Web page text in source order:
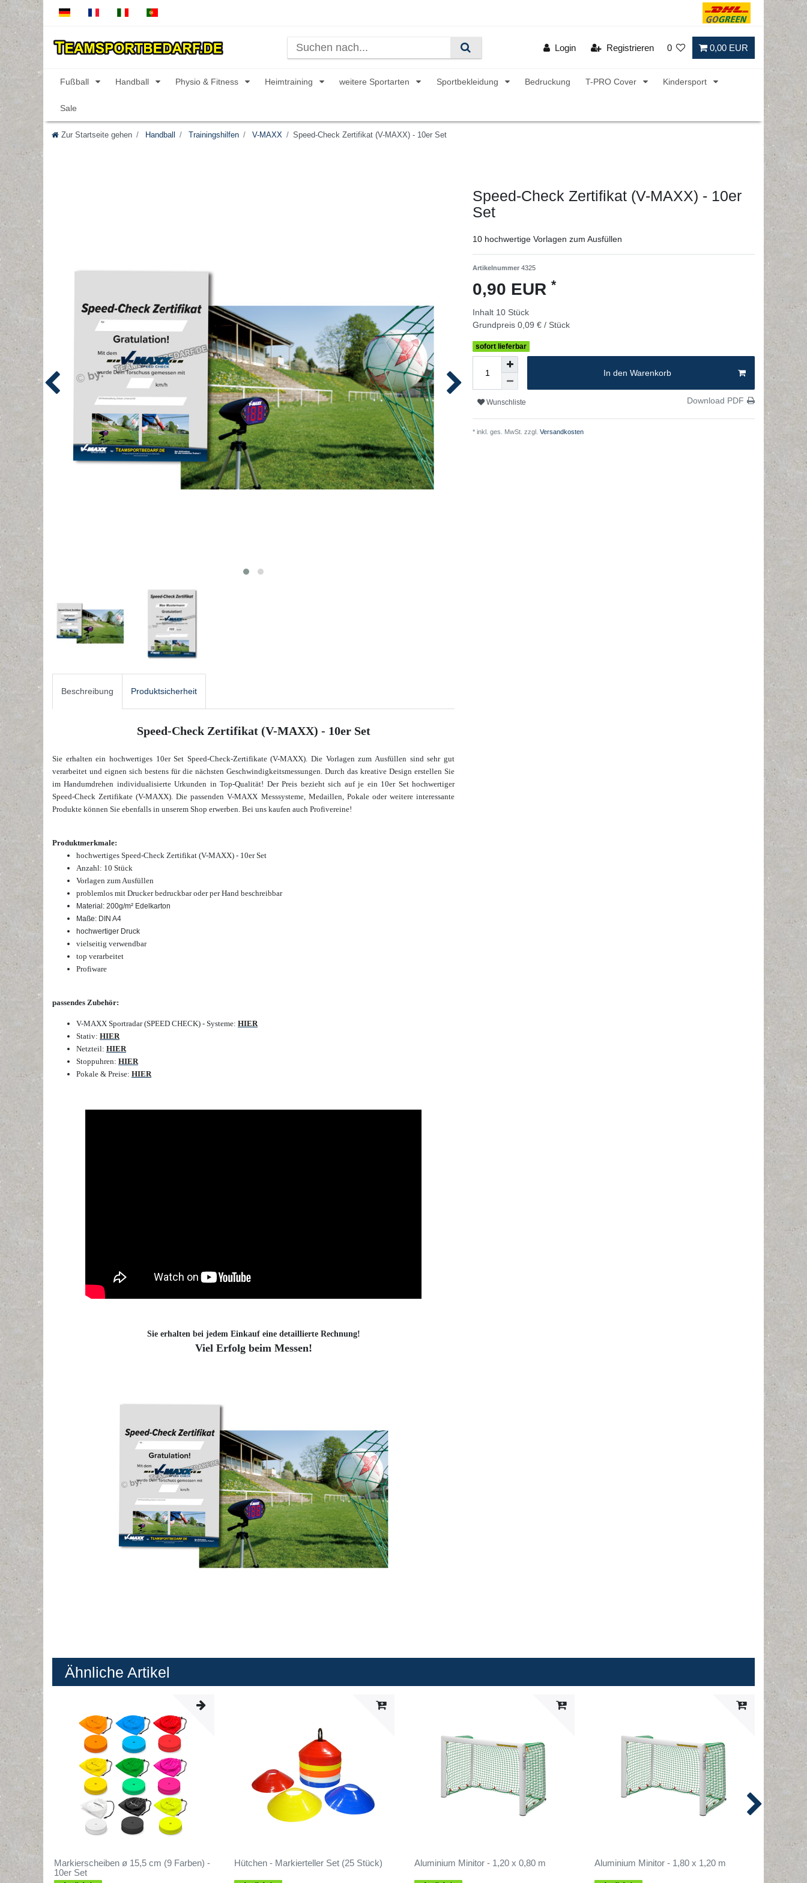
Login Registrieren 0 0,00 EUR
Fußball Handball Physio & Fitness Heimtraining weitere Sportarten Sportbekleidung Bedruckung T-PRO Cover Kindersport
Sale
Zur Startseite gehen Handball Trainingshilfen V-MAXX Speed-Check Zertifikat (V-MAXX) - 10er Set
Beschreibung Produktsicherheit
Speed-Check Zertifikat (V-MAXX) - 10er Set
Sie erhalten ein hochwertiges 10er Set Speed-Check-Zertifikate (V-MAXX). Die Vorlagen zum Ausfüllen sind sehr gut
verarbeitet und eignen sich bestens für die nächsten Geschwindigkeitsmessungen. Durch das kreative Design erstellen Sie
im Handumdrehen individualisierte Urkunden in Top-Qualität! Der Preis bezieht sich auf je ein 10er Set hochwertiger
Speed-Check Zertifikate (V-MAXX). Die passenden V-MAXX Messsysteme, Medaillen, Pokale oder weitere interessante
Produkte können Sie ebenfalls in unserem Shop erwerben. Bei uns kaufen auch Profivereine!
Produktmerkmale:
hochwertiges Speed-Check Zertifikat (V-MAXX) - 10er Set
Anzahl: 10 Stück
Vorlagen zum Ausfüllen
problemlos mit Drucker bedruckbar oder per Hand beschreibbar
Material: 200g/m² Edelkarton
Maße: DIN A4
hochwertiger Druck
vielseitig verwendbar
top verarbeitet
Profiware
passendes Zubehör:
V-MAXX Sportradar (SPEED CHECK) - Systeme: HIER
Stativ: HIER
Netzteil: HIER
Stoppuhren: HIER
Pokale & Preise: HIER
Sie erhalten bei jedem Einkauf eine detaillierte Rechnung!
Viel Erfolg beim Messen!
Speed-Check Zertifikat (V-MAXX) - 10er
Set
10 hochwertige Vorlagen zum Ausfüllen
Artikelnummer 4325
0,90 EUR *
Inhalt 10 Stück
Grundpreis 0,09 € / Stück
sofort lieferbar
In den Warenkorb
Wunschliste Download PDF
* inkl. ges. MwSt. zzgl. Versandkosten
Ähnliche Artikel
Markierscheiben ø 15,5 cm (9 Farben) -
10er Set
Hütchen - Markierteller Set (25 Stück) Aluminium Minitor - 1,20 x 0,80 m Aluminium Minitor - 1,80 x 1,20 m